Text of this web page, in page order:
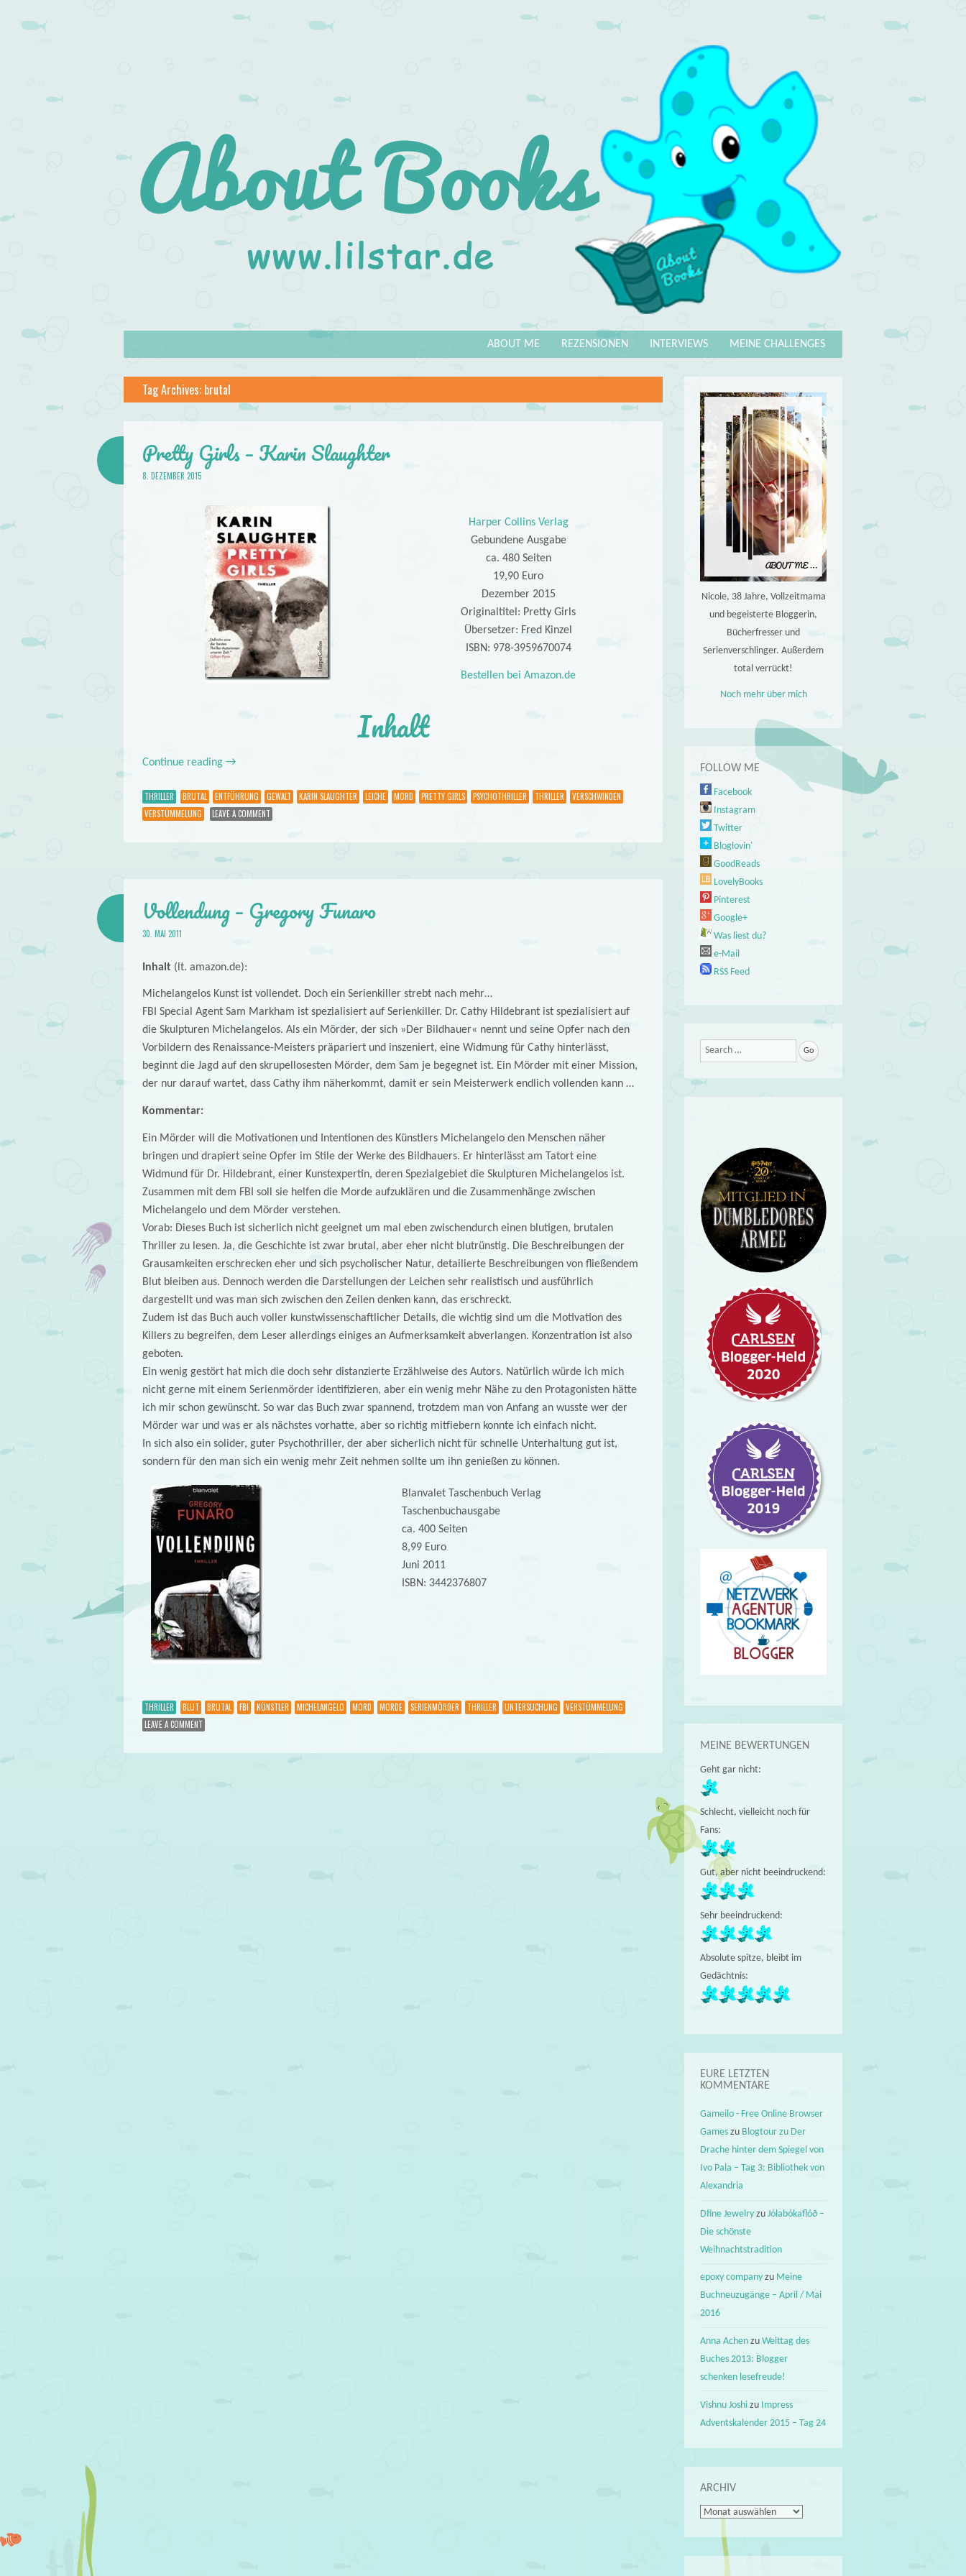
About
Books
Menu MEINE CHALLENGES
INTERVIEWS
REZENSIONEN
ABOUT ME
Tag Archives: brutal
Pretty Girls – Karin Slaughter
8. DEZEMBER 2015
Harper Collins Verlag
Gebundene Ausgabe
ca. 480 Seiten
19,90 Euro
Dezember 2015
Originaltitel: Pretty Girls
Übersetzer: Fred Kinzel
ISBN: 978-3959670074
Bestellen bei Amazon.de
Inhalt
Continue reading →
THRILLER BRUTAL ENTFÜHRUNG GEWALT KARIN SLAUGHTER LEICHE MORD PRETTY GIRLS PSYCHOTHRILLER THRILLER
VERSCHWINDEN
VERSTÜMMELUNG
LEAVE A COMMENT
Vollendung – Gregory Funaro
30. MAI 2011
Inhalt (lt. amazon.de):
Michelangelos Kunst ist vollendet. Doch ein Serienkiller strebt nach mehr…
FBI Special Agent Sam Markham ist spezialisiert auf Serienkiller. Dr. Cathy Hildebrant ist spezialisiert auf
die Skulpturen Michelangelos. Als ein Mörder, der sich »Der Bildhauer« nennt und seine Opfer nach den
Vorbildern des Renaissance-Meisters präpariert und inszeniert, eine Widmung für Cathy hinterlässt,
beginnt die Jagd auf den skrupellosesten Mörder, dem Sam je begegnet ist. Ein Mörder mit einer Mission,
der nur darauf wartet, dass Cathy ihm näherkommt, damit er sein Meisterwerk endlich vollenden kann …
Kommentar:
Ein Mörder will die Motivationen und Intentionen des Künstlers Michelangelo den Menschen näher
bringen und drapiert seine Opfer im Stile der Werke des Bildhauers. Er hinterlässt am Tatort eine
Widmund für Dr. Hildebrant, einer Kunstexpertin, deren Spezialgebiet die Skulpturen Michelangelos ist.
Zusammen mit dem FBI soll sie helfen die Morde aufzuklären und die Zusammenhänge zwischen
Michelangelo und dem Mörder verstehen.
Vorab: Dieses Buch ist sicherlich nicht geeignet um mal eben zwischendurch einen blutigen, brutalen
Thriller zu lesen. Ja, die Geschichte ist zwar brutal, aber eher nicht blutrünstig. Die Beschreibungen der
Grausamkeiten erschrecken eher und sich psycholischer Natur, detailierte Beschreibungen von fließendem
Blut bleiben aus. Dennoch werden die Darstellungen der Leichen sehr realistisch und ausführlich
dargestellt und was man sich zwischen den Zeilen denken kann, das erschreckt.
Zudem ist das Buch auch voller kunstwissenschaftlicher Details, die wichtig sind um die Motivation des
Killers zu begreifen, dem Leser allerdings einiges an Aufmerksamkeit abverlangen. Konzentration ist also
geboten.
Ein wenig gestört hat mich die doch sehr distanzierte Erzählweise des Autors. Natürlich würde ich mich
nicht gerne mit einem Serienmörder identifizieren, aber ein wenig mehr Nähe zu den Protagonisten hätte
ich mir schon gewünscht. So war das Buch zwar spannend, trotzdem man von Anfang an wusste wer der
Mörder war und was er als nächstes vorhatte, aber so richtig mitfiebern konnte ich einfach nicht.
In sich also ein solider, guter Psychothriller, der aber sicherlich nicht für schnelle Unterhaltung gut ist,
sondern für den man sich ein wenig mehr Zeit nehmen sollte um ihn genießen zu können.
Blanvalet Taschenbuch Verlag
Taschenbuchausgabe
ca. 400 Seiten
8,99 Euro
Juni 2011
ISBN: 3442376807
THRILLER BLUT BRUTAL FBI KÜNSTLER MICHELANGELO MORD MORDE SERIENMÖRDER THRILLER UNTERSUCHUNG
VERSTÜMMELUNG
LEAVE A COMMENT
Nicole, 38 Jahre, Vollzeitmama
und begeisterte Bloggerin,
Bücherfresser und
Serienverschlinger. Außerdem
total verrückt!
Noch mehr über mich
FOLLOW ME
Facebook
Instagram
Twitter
Bloglovin'
GoodReads
LovelyBooks
Pinterest
Google+
Was liest du?
e-Mail
RSS Feed
Search
MEINE BEWERTUNGEN
Geht gar nicht:
Schlecht, vielleicht noch für
Fans:
Gut, aber nicht beeindruckend:
Sehr beeindruckend:
Absolute spitze, bleibt im
Gedächtnis:
EURE LETZTEN
KOMMENTARE
Gameilo - Free Online Browser
Games zu Blogtour zu Der
Drache hinter dem Spiegel von
Ivo Pala – Tag 3: Bibliothek von
Alexandria
Dfine Jewelry zuJólabókaflóð –
Die schönste
Weihnachtstradition
epoxy company zu Meine
Buchneuzugänge – April / Mai
2016
Anna Achen zuWelttag des
Buches 2013: Blogger
schenken lesefreude!
Vishnu Joshi zu Impress
Adventskalender 2015 – Tag 24
ARCHIV
Archiv